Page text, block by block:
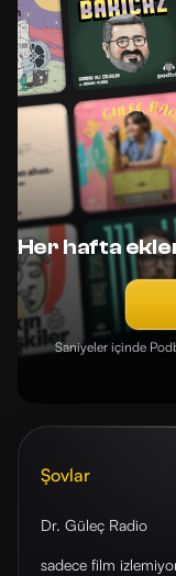
Her hafta
Saniyeler içinde
Şovlar
Dr. Güleç Radio
sadece film